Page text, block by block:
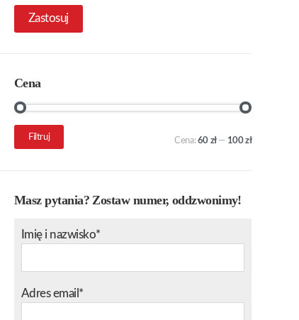
Zastosuj
Cena
Cena
min.
Cena
maks.
Filtruj Cena:60 zł— 100 zł
Masz pytania? Zostaw numer, oddzwonimy!
Imię i nazwisko*
Adres email*